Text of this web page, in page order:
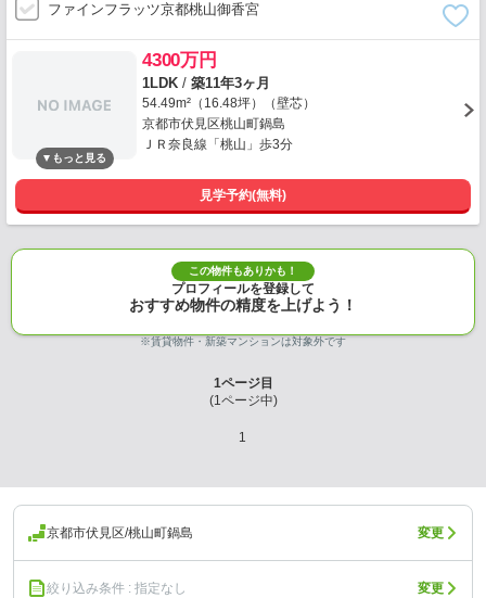
ファインフラッツ京都桃山御香宮
4300万円
1LDK / 築11年3ヶ月
54.49m²（16.48坪）（壁芯）
京都市伏見区桃山町鍋島
ＪＲ奈良線「桃山」歩3分
見学予約(無料)
この物件もありかも！
プロフィールを登録して
おすすめ物件の精度を上げよう！
※賃貸物件・新築マンションは対象外です
1ページ目
(1ページ中)
1
京都市伏見区/桃山町鍋島 変更
絞り込み条件 : 指定なし 変更